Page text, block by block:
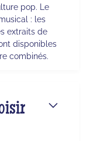
pop. Le
: les
extraits de
disponibles
combinés.